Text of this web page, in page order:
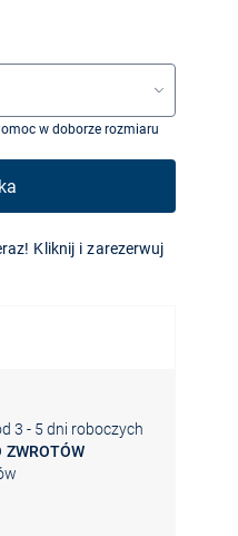
w doborze rozmiaru
Kliknij i zarezerwuj
3 - 5 dni roboczych
ZWROTÓW